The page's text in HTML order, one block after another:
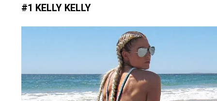
#1 KELLY KELLY